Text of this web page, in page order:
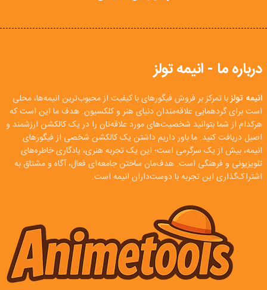
درباره ما - انیمه تولز
انیمه تولزبا تمرکز بر فروش فیگورهای با کیفیت از محبوب‌ترین انیمه‌ها، محلی
است برای گردهمایی علاقه‌مندان دنیای هنر و کلکسیون. هدف ما این است که
هرکدام از شما بتوانید شخصیت‌های مورد علاقه‌تان را در یک کالکشن ارزشمند و
اصیل دریافت کنید. ما باور داریم داشتن یک کالکشن شخصی از فیگورهای
انیمه، بیش از یک سرگرمی است؛ این یک تجربه هنری، یادگاری خاطره‌های
تلویزیونی و فرهنگی است. هدف‌مان ساختن جامعه‌ای فعال، آگاه و مشتاق به
اشتراک‌گذاری این تجربه با دوست‌داران انیمه است.